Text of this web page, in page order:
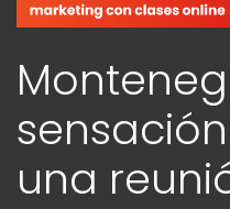
una